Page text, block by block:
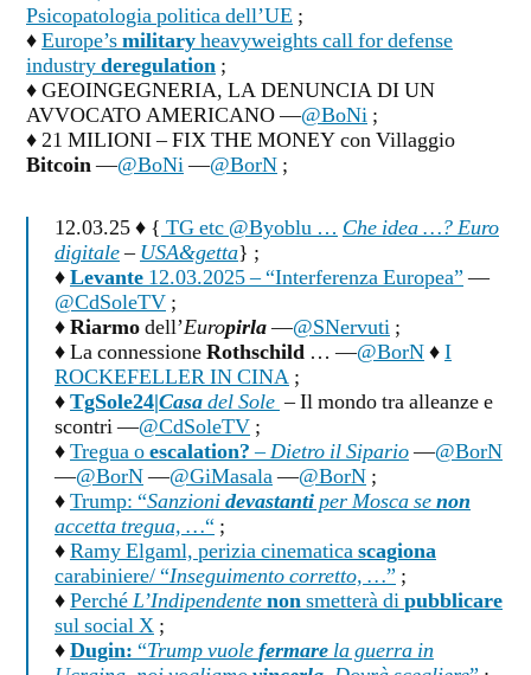
Psicopatologia politica dell’UE ;
♦Europe’smilitaryheavyweights call for defense
industryderegulation ;
♦ GEOINGEGNERIA, LA DENUNCIA DI UN
AVVOCATO AMERICANO —@BoNi ;
♦ 21 MILIONI – FIX THE MONEY con Villaggio
Bitcoin—@BoNi—@BorN ;
12.03.25 ♦ { TG etc @Byoblu … Che idea …? Euro
digitale–USA&getta} ;
♦Levante 12.03.2025 – “Interferenza Europea”—
@CdSoleTV ;
♦Riarmodell’Europirla—@SNervuti ;
♦ La connessioneRothschild … —@BorN♦I
ROCKEFELLER IN CINA ;
♦TgSole24|Casadel Sole – Il mondo tra alleanze e
scontri —@CdSoleTV ;
♦Tregua oescalation?–Dietro il Sipario—@BorN
—@BorN—@GiMasala—@BorN ;
♦Trump: “Sanzionidevastantiper Mosca senon
accetta tregua, …“ ;
♦Ramy Elgaml, perizia cinematicascagiona
carabiniere/ “Inseguimento corretto, …” ;
♦PerchéL’Indipendentenonsmetterà dipubblicare
sul social X ;
♦Dugin: “Trump vuolefermare la guerra in